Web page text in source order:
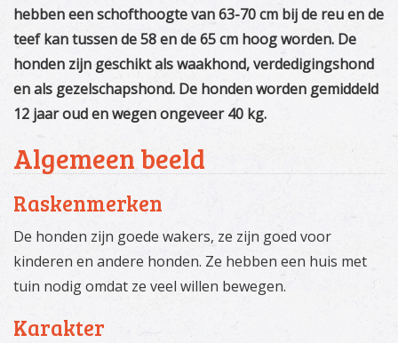
hebben een schofthoogte van 63-70 cm bij de reu en de
teef kan tussen de 58 en de 65 cm hoog worden. De
honden zijn geschikt als waakhond, verdedigingshond
en als gezelschapshond. De honden worden gemiddeld
12 jaar oud en wegen ongeveer 40 kg.
Algemeen beeld
Raskenmerken
De honden zijn goede wakers, ze zijn goed voor
kinderen en andere honden. Ze hebben een huis met
tuin nodig omdat ze veel willen bewegen.
Karakter